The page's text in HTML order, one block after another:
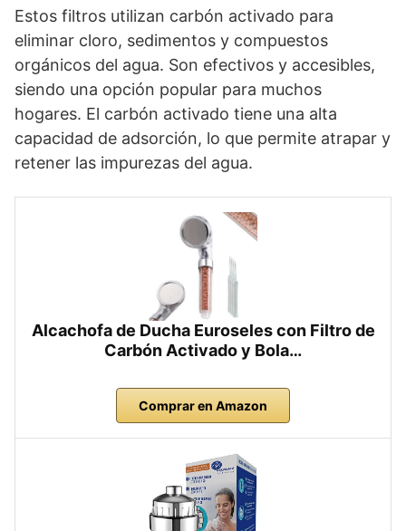
Estos filtros utilizan carbón activado para
eliminar cloro, sedimentos y compuestos
orgánicos del agua. Son efectivos y accesibles,
siendo una opción popular para muchos
hogares. El carbón activado tiene una alta
capacidad de adsorción, lo que permite atrapar y
retener las impurezas del agua.
Alcachofa de Ducha Euroseles con Filtro de
Carbón Activado y Bola…
Comprar en Amazon